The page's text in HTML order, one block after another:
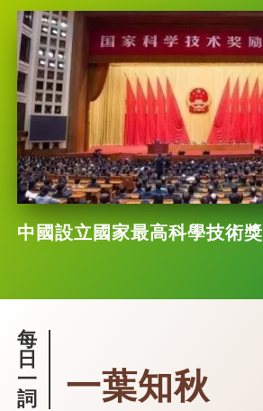
中國設立國家最高科學技術獎
每
日
一
詞
一葉知秋